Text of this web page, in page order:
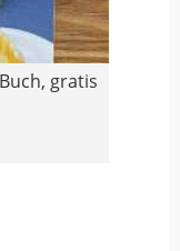
gratis